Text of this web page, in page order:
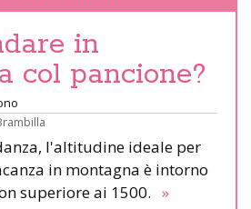
in
col pancione?
l'altitudine ideale per
in montagna è intorno
superiore ai 1500. »